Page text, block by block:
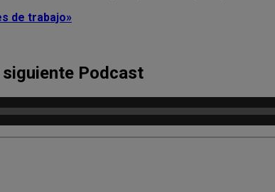
de trabajo»
Podcast